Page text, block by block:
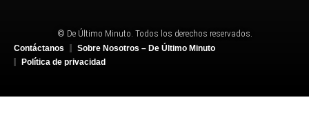
© De Último Minuto. Todos los derechos reservados.
Contáctanos
Sobre Nosotros – De Último Minuto
Política de privacidad